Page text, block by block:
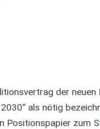
der neuen
als nötig
Positionspapier zum